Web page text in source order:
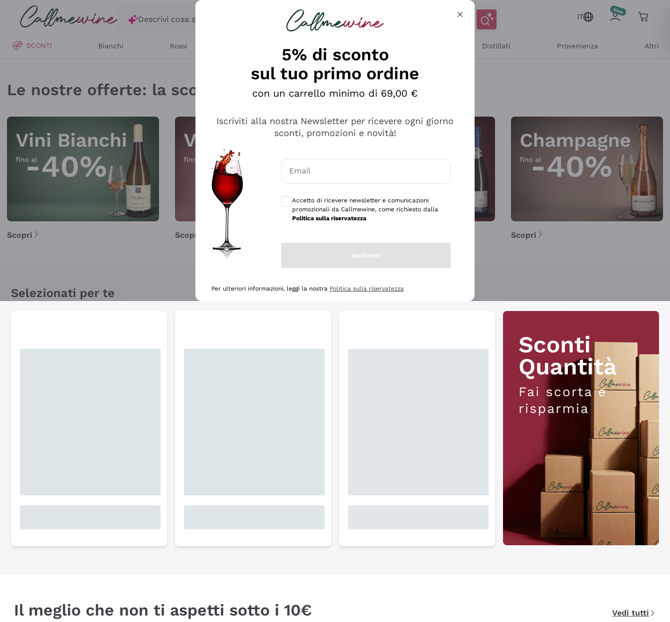
Salta al contenuto principale
Descrivi cosa stai cercando
IT
SCONTI Bianchi Rossi Distillati Provenienza Altri
Callmewine: Vendita Vino Online, Enoteca e Shop Online
Le nostre offerte: la scorta perfetta inizia da qui!
Scopri Scopri Scopri
Selezionati per te
Il meglio che non ti aspetti sotto i 10€ Vedi tutti
5% di sconto
sul tuo primo ordine
con un carrello minimo di 69,00 €
Iscriviti alla nostra Newsletter per ricevere ogni giorno
sconti, promozioni e novità!
Email
Consensi opzionali per ricevere comunicazioni e offerte personalizzate
Accetto di ricevere newsletter e comunicazioni
promozionali da Callmewine, come richiesto dalla
Politica sulla riservatezza
Iscrivimi
Per ulteriori informazioni, leggi la nostra Politica sulla riservatezza